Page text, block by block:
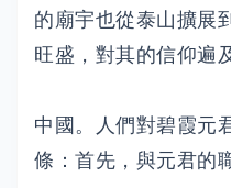
的廟宇也從泰山擴展
旺盛，對其的信仰遍
中國。人們對碧霞元
條：首先，與元君的